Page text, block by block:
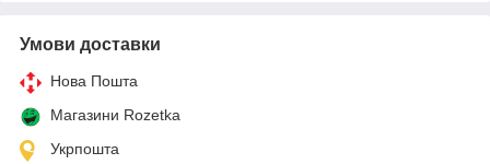
Умови доставки
Нова Пошта
Магазини Rozetka
Укрпошта